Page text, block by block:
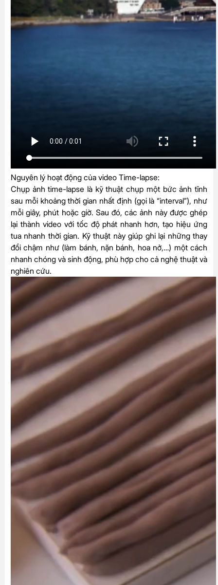
Nguyên lý hoạt động của video Time-lapse:
Chụp ảnh time-lapse là kỹ thuật chụp một bức ảnh tĩnh
sau mỗi khoảng thời gian nhất định (gọi là “interval”), như
mỗi giây, phút hoặc giờ. Sau đó, các ảnh này được ghép
lại thành video với tốc độ phát nhanh hơn, tạo hiệu ứng
tua nhanh thời gian. Kỹ thuật này giúp ghi lại những thay
đổi chậm như (làm bánh, nặn bánh, hoa nở,…) một cách
nhanh chóng và sinh động, phù hợp cho cả nghệ thuật và
nghiên cứu.